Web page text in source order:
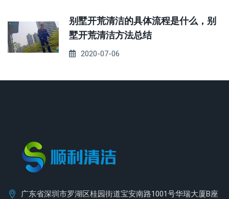
别墅开荒清洁的具体流程是什么，别
墅开荒清洁方法总结
2020-07-06
广东省深圳市罗湖区桂园街道宝安南路1001号华瑞大厦B座